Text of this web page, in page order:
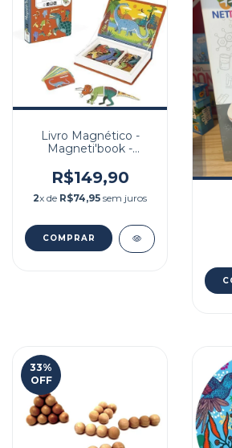
Livro Magnético -
Magneti'book -
R$149,90
2x de R$74,95 sem juros
33%
OFF